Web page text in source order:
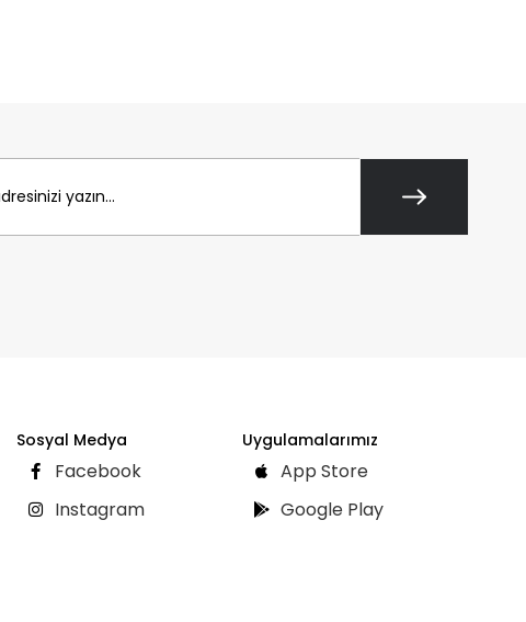
Sosyal Medya
Facebook
Instagram
Uygulamalarımız
App Store
Google Play